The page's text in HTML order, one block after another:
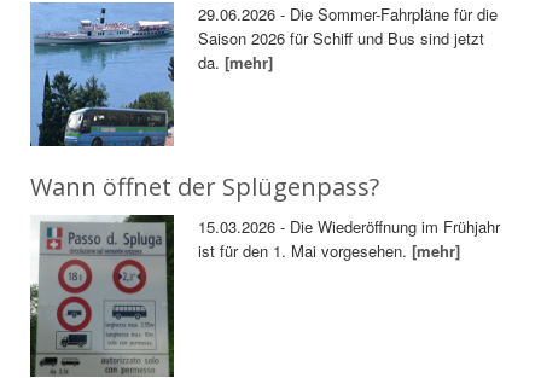
29.06.2026 - Die Sommer-Fahrpläne für die
Saison 2026 für Schiff und Bus sind jetzt
da.[mehr]
Wann öffnet der Splügenpass?
15.03.2026 - Die Wiederöffnung im Frühjahr
ist für den 1. Mai vorgesehen.[mehr]